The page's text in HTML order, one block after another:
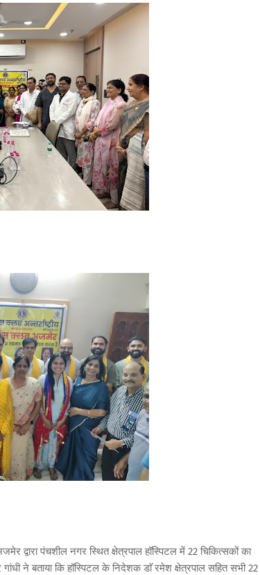
द्वारा पंचशील नगर स्थित क्षेत्रपाल हॉस्पिटल में 22 चिकित्सकों का
ने बताया कि हॉस्पिटल के निदेशक डाॅ रमेश क्षेत्रपाल सहित सभी 22